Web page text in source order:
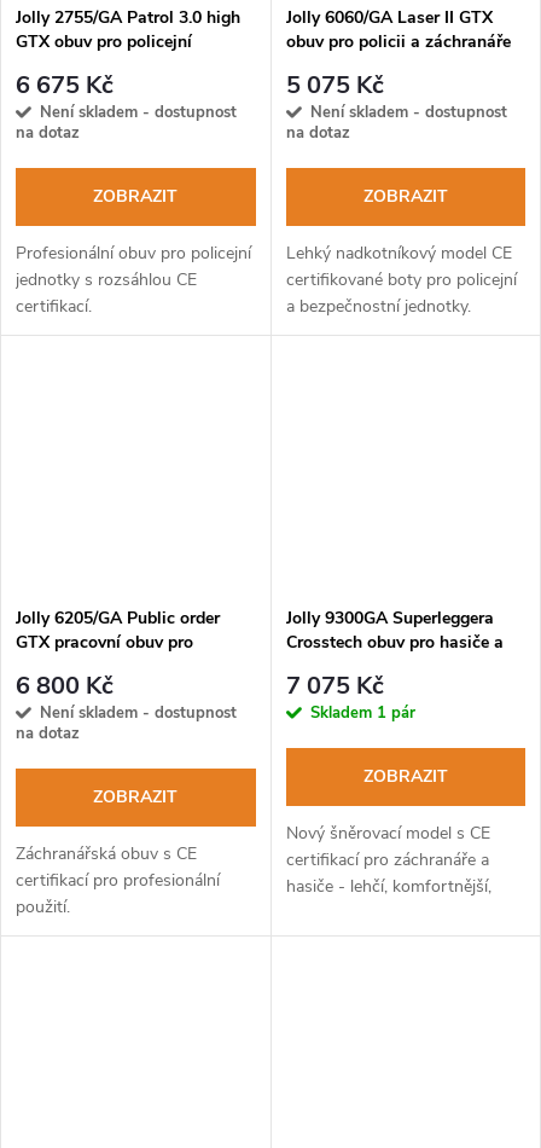
Jolly 2755/GA Patrol 3.0 high
GTX obuv pro policejní
6 675 Kč
Není skladem - dostupnost
na dotaz
ZOBRAZIT
Profesionální obuv pro policejní
jednotky s rozsáhlou CE
certifikací.
Jolly 6060/GA Laser II GTX
obuv pro policii a záchranáře
5 075 Kč
Není skladem - dostupnost
na dotaz
ZOBRAZIT
Lehký nadkotníkový model CE
certifikované boty pro policejní
a bezpečnostní jednotky.
Jolly 6205/GA Public order
GTX pracovní obuv pro
6 800 Kč
Není skladem - dostupnost
na dotaz
ZOBRAZIT
Záchranářská obuv s CE
certifikací pro profesionální
použití.
Jolly 9300GA Superleggera
Crosstech obuv pro hasiče a
7 075 Kč
Skladem 1 pár
ZOBRAZIT
Nový šněrovací model s CE
certifikací pro záchranáře a
hasiče - lehčí, komfortnější,